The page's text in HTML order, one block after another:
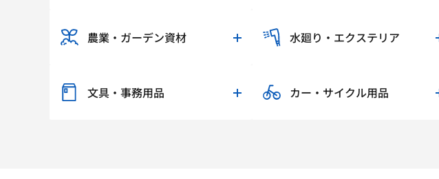
農業・ガーデン資材 水廻り・エクステリア
文具・事務用品 カー・サイクル用品